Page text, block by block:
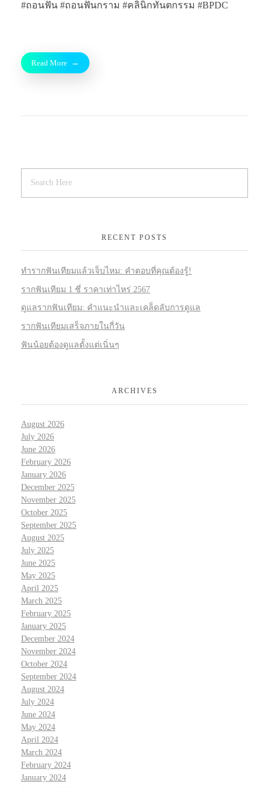
#ถอนฟัน #ถอนฟันกราม #คลินิกทันตกรรม #BPDC
Read More
RECENT POSTS
ทำรากฟันเทียมแล้วเจ็บไหม: คำตอบที่คุณต้องรู้!
รากฟันเทียม 1 ซี่ ราคาเท่าไหร่ 2567
ดูแลรากฟันเทียม: คำแนะนำและเคล็ดลับการดูแล
รากฟันเทียมเสร็จภายในกี่วัน
ฟันน้อยต้องดูแลตั้งแต่เนิ่นๆ
ARCHIVES
August 2026
July 2026
June 2026
February 2026
January 2026
December 2025
November 2025
October 2025
September 2025
August 2025
July 2025
June 2025
May 2025
April 2025
March 2025
February 2025
January 2025
December 2024
November 2024
October 2024
September 2024
August 2024
July 2024
June 2024
May 2024
April 2024
March 2024
February 2024
January 2024